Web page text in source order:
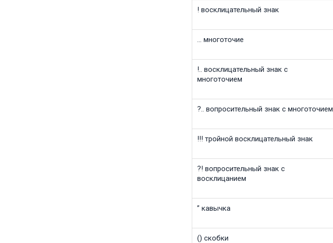
! восклицательный знак
… многоточие
!.. восклицательный знак с
многоточием
?.. вопросительный знак с многоточием
!!! тройной восклицательный знак
?! вопросительный знак с
восклицанием
” кавычка
() скобки